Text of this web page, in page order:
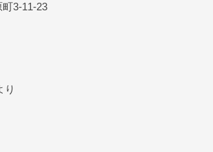
3-11-23
り